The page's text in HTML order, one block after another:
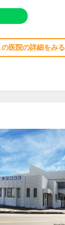
の医院の詳細をみる